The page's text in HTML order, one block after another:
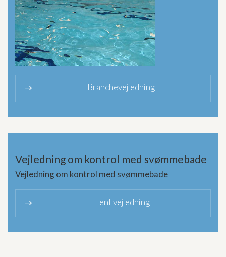
9 Branchevejledning
Vejledning om kontrol med svømmebade
Vejledning om kontrol med svømmebade
9 Hent vejledning